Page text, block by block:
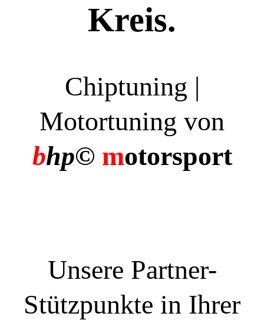
Kreis.
Chiptuning |
Motortuning von
bhp© motorsport
Unsere Partner-
Stützpunkte in Ihrer